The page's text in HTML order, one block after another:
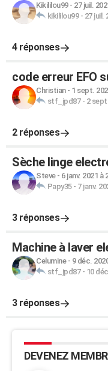
Kikililou99- 27 juil.
kikililou99- 27 juil.
4 réponses
code erreur EFO
Christian- 1 sept.
stf_jpd87- 2
2 réponses
Sèche linge
Steve- 6 janv. 2021 à
Papy35- 7 janv.
3 réponses
Machine à laver
Celumine- 9 déc.
stf_jpd87- 10
3 réponses
DEVENEZ